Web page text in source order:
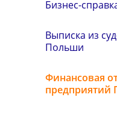
Бизнес-
Выписка из
Польши
Финансовая
предприятий